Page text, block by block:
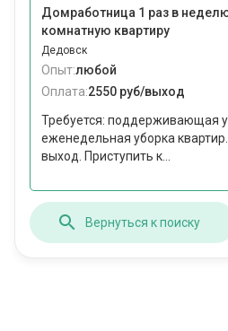
Домработница 1 раз в
комнатную квартиру
Дедовск
Опыт:любой
Оплата:2550 руб/выход
Требуется: поддерживающая
еженедельная уборка
выход. Приступить к...
Вернуться к поиску